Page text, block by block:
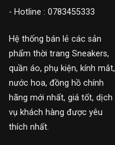
- Hotline : 0783455333
Hệ thống bán lẻ các sản
phẩm thời trang Sneakers,
quần áo, phụ kiện, kính mắt,
nước hoa, đồng hồ chính
hãng mới nhất, giá tốt, dịch
vụ khách hàng được yêu
thích nhất.